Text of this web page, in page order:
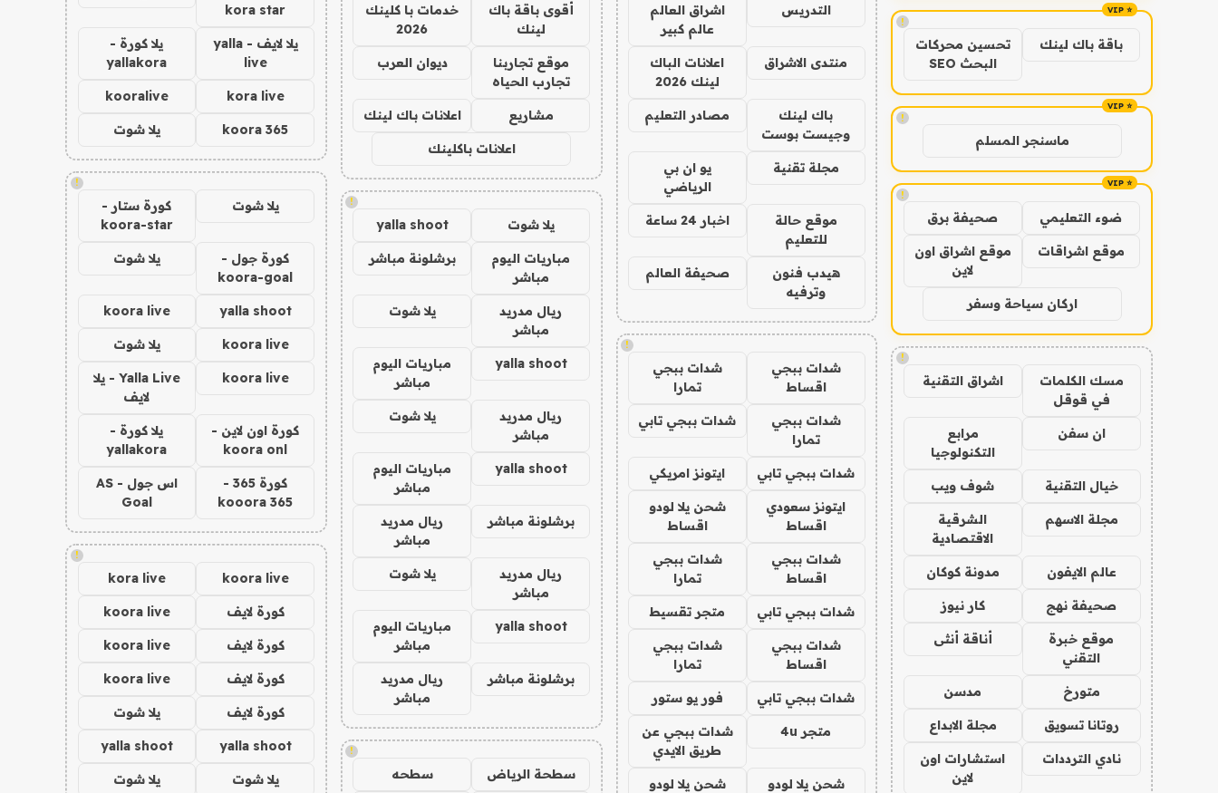
!
باقة باك لينك
تحسين محركات
البحث SEO
!
ماسنجر المسلم
!
ضوء التعليمي صحيفة برق
موقع اشراقات
موقع اشراق اون
لاين
اركان سياحة وسفر
!
مسك الكلمات
في قوقل
اشراق التقنية
ان سفن
مرابع
التكنولوجيا
خيال التقنية شوف ويب
مجلة الاسهم
الشرقية
الاقتصادية
عالم الايفون مدونة كوكان
صحيفة نهج كار نيوز
موقع خبرة
التقني
أناقة أنثى
متورخ مدسن
روتانا تسويق مجلة الابداع
نادي الترددات
استشارات اون
لاين
التدريس
اشراق العالم
عالم كبير
منتدى الاشراق
اعلانات الباك
لينك 2026
باك لينك
وجيست بوست
مصادر التعليم
مجلة تقنية
يو ان بي
الرياضي
موقع حالة
للتعليم
اخبار 24 ساعة
هيدب فنون
وترفيه
صحيفة العالم
!
شدات ببجي
اقساط
شدات ببجي
تمارا
شدات ببجي
تمارا
شدات ببجي تابي
شدات ببجي تابي ايتونز امريكي
ايتونز سعودي
اقساط
شحن يلا لودو
اقساط
شدات ببجي
اقساط
شدات ببجي
تمارا
شدات ببجي تابي متجر تقسيط
شدات ببجي
اقساط
شدات ببجي
تمارا
شدات ببجي تابي فور يو ستور
متجر 4u
شدات ببجي عن
طريق الايدي
شحن يلا لودو
شحن يلا لودو
أقوى باقة باك
لينك
خدمات با كلينك
2026
موقع تجاربنا
تجارب الحياه
ديوان العرب
مشاريع اعلانات باك لينك
اعلانات باكلينك
!
يلا شوت yalla shoot
مباريات اليوم
مباشر
برشلونة مباشر
ريال مدريد
مباشر
يلا شوت
yalla shoot
مباريات اليوم
مباشر
ريال مدريد
مباشر
يلا شوت
yalla shoot
مباريات اليوم
مباشر
برشلونة مباشر
ريال مدريد
مباشر
ريال مدريد
مباشر
يلا شوت
yalla shoot
مباريات اليوم
مباشر
برشلونة مباشر
ريال مدريد
مباشر
!
سطحة الرياض سطحه
kora star
يلا لايف - yalla
live
يلا كورة -
yallakora
kora live
kooralive
koora 365 يلا شوت
!
يلا شوت
كورة ستار -
koora-star
كورة جول -
koora-goal
يلا شوت
yalla shoot
koora live
koora live يلا شوت
koora live
Yalla Live - يلا
لايف
كورة اون لاين -
koora onl
يلا كورة -
yallakora
كورة 365 -
kooora 365
اس جول - AS
Goal
!
koora live
kora live
كورة لايف koora live
كورة لايف koora live
كورة لايف koora live
كورة لايف يلا شوت
yalla shoot
yalla shoot
يلا شوت يلا شوت